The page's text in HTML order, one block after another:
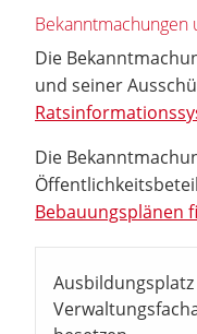
Bekanntmachungen
Die
und seiner
Die
Bebauungsplänen
Ausbildungsplatz